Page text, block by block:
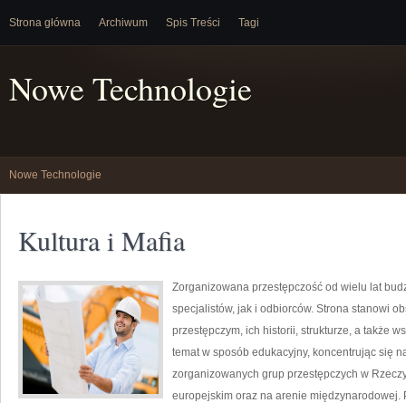
Strona główna Archiwum Spis Treści Tagi
Nowe Technologie
Nowe Technologie
Kultura i Mafia
Zorganizowana przestępczość od wielu lat
specjalistów, jak i odbiorców. Strona stanowi
przestępczym, ich historii, strukturze, a także
temat w sposób edukacyjny, koncentrując się
zorganizowanych grup przestępczych w
europejskim oraz na arenie międzynarodowej.